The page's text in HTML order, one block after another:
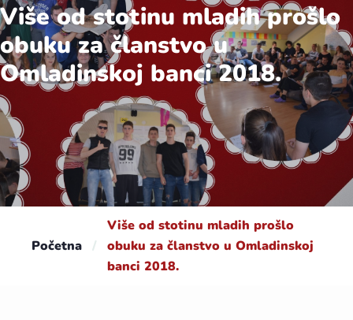
Više od stotinu mladih prošlo
obuku za članstvo u
Omladinskoj banci 2018.
Početna /
Više od stotinu mladih prošlo
obuku za članstvo u Omladinskoj
banci 2018.